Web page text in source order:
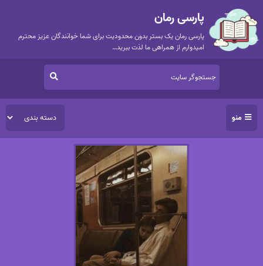
پارسی رمان
پارسی رمان یک بستر بدون محدودیت برای شما خوانندگان عزیز محترم
امیدوارم از همراهی ما لذت ببرید…
منو